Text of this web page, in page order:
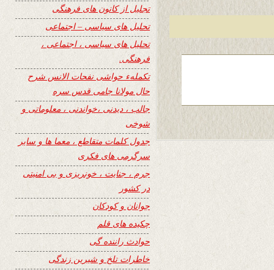
تجلیل از کانون های فرهنگی
تحلیل های سیاسی – اجتماعی
تحلیل های سیاسی ، اجتماعی ،
فرهنگی.
تکملهء حواشی نفحات الانس شرح
حال مولانا جامی قدس سره
جالب ، دیدنی ،خواندنی ، معلوماتی و
شوخی
جدول کلمات متقاطع ، معما ها و سایر
سرگرمی های فکری
جرم ، جنایت ، خونریزی و بی امنیتی
در کشور
جوانان و کودکان
چکیده های قلم
حوادث راننده گی
خاطرات تلخ و شیرین زندگی